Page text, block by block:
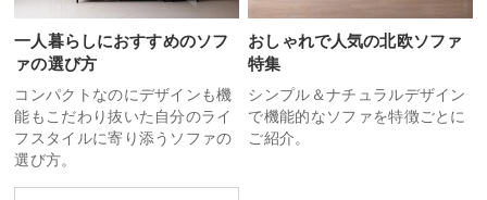
一人暮らしにおすすめのソフ
ァの選び方
コンパクトなのにデザインも機
能もこだわり抜いた自分のライ
フスタイルに寄り添うソファの
選び方。
おしゃれで人気の北欧ソファ
特集
シンプル＆ナチュラルデザイン
で機能的なソファを特徴ごとに
ご紹介。